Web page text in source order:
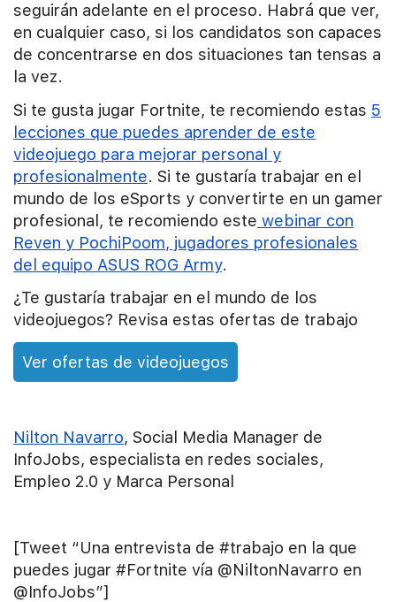
seguirán adelante en el proceso. Habrá que ver,
en cualquier caso, si los candidatos son capaces
de concentrarse en dos situaciones tan tensas a
la vez.
Si te gusta jugar Fortnite, te recomiendo estas 5
lecciones que puedes aprender de este
videojuego para mejorar personal y
profesionalmente. Si te gustaría trabajar en el
mundo de los eSports y convertirte en un gamer
profesional, te recomiendo este webinar con
Reven y PochiPoom, jugadores profesionales
del equipo ASUS ROG Army.
¿Te gustaría trabajar en el mundo de los
videojuegos? Revisa estas ofertas de trabajo
Ver ofertas de videojuegos
Nilton Navarro, Social Media Manager de
InfoJobs, especialista en redes sociales,
Empleo 2.0 y Marca Personal
[Tweet “Una entrevista de #trabajo en la que
puedes jugar #Fortnite vía @NiltonNavarro en
@InfoJobs”]